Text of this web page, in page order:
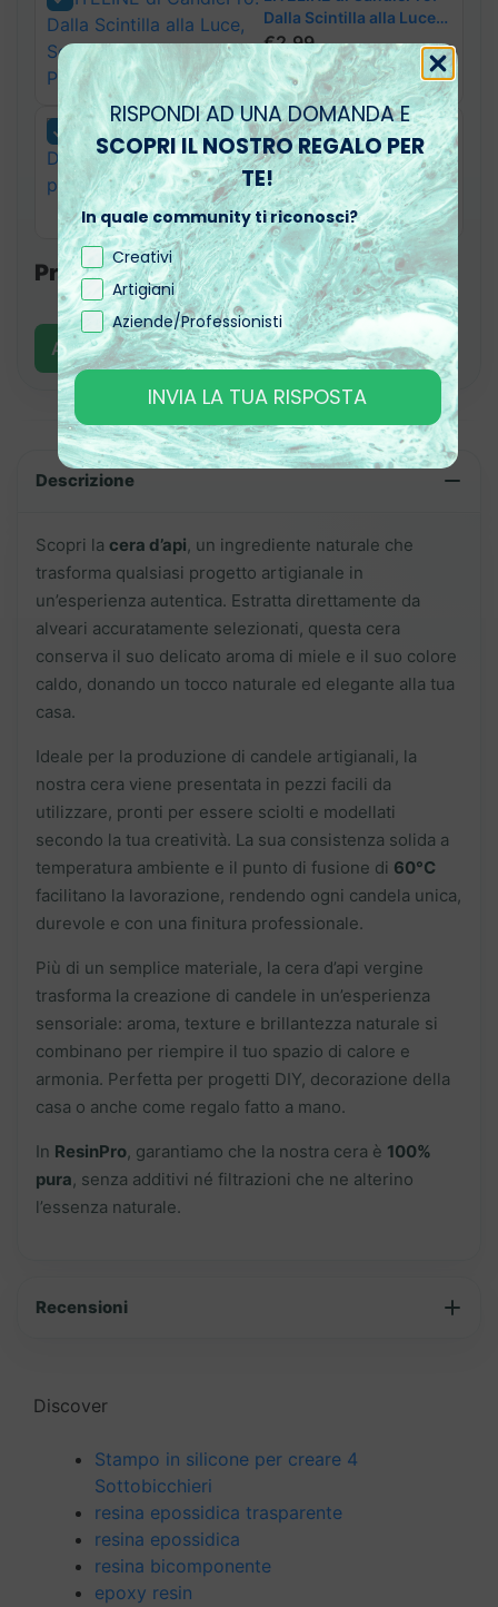
Dalla Scintilla alla Luce,
Scegli i Tuoi Stoppini
Perfetti per Candele!
€2,99
Aromas: La Scelta
Definitiva alle Fragranze
per Candele e Saponi
€16,00
Prezzo totale:73.42€
Aggiungere5prodotti al carrello
Descrizione
Scopri la cera d’api, un ingrediente naturale che
trasforma qualsiasi progetto artigianale in
un’esperienza autentica. Estratta direttamente da
alveari accuratamente selezionati, questa cera
conserva il suo delicato aroma di miele e il suo colore
caldo, donando un tocco naturale ed elegante alla tua
casa.
Ideale per la produzione di candele artigianali, la
nostra cera viene presentata in pezzi facili da
utilizzare, pronti per essere sciolti e modellati
secondo la tua creatività. La sua consistenza solida a
temperatura ambiente e il punto di fusione di 60°C
facilitano la lavorazione, rendendo ogni candela unica,
durevole e con una finitura professionale.
Più di un semplice materiale, la cera d’api vergine
trasforma la creazione di candele in un’esperienza
sensoriale: aroma, texture e brillantezza naturale si
combinano per riempire il tuo spazio di calore e
armonia. Perfetta per progetti DIY, decorazione della
casa o anche come regalo fatto a mano.
In ResinPro, garantiamo che la nostra cera è 100%
pura, senza additivi né filtrazioni che ne alterino
l’essenza naturale.
Recensioni
Discover
Stampo in silicone per creare 4
Sottobicchieri
resina epossidica trasparente
resina epossidica
resina bicomponente
epoxy resin
RISPONDI AD UNA DOMANDA E
SCOPRI IL NOSTRO REGALO PER
TE!
In quale community ti riconosci?
Creativi
Artigiani
Aziende/Professionisti
INVIA LA TUA RISPOSTA